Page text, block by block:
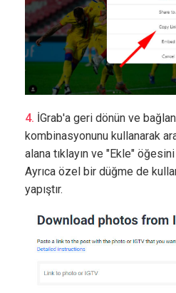
İGrab'a geri dönün ve
kombinasyonunu kullanarak
alana tıklayın ve "Ekle"
Ayrıca özel bir düğme de
yapıştır.